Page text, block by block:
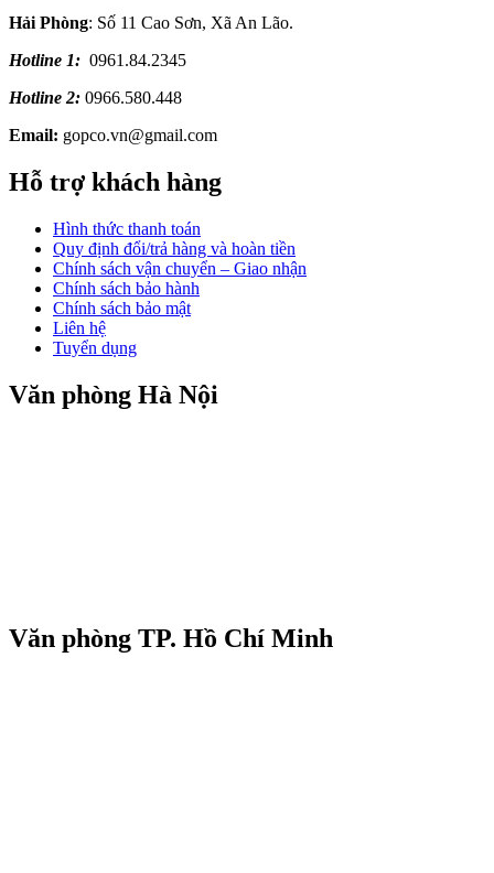
Hải Phòng: Số 11 Cao Sơn, Xã An Lão.
Hotline 1: 0961.84.2345
Hotline 2: 0966.580.448
Email: gopco.vn@gmail.com
Hỗ trợ khách hàng
Hình thức thanh toán
Quy định đổi/trả hàng và hoàn tiền
Chính sách vận chuyển – Giao nhận
Chính sách bảo hành
Chính sách bảo mật
Liên hệ
Tuyển dụng
Văn phòng Hà Nội
Văn phòng TP. Hồ Chí Minh